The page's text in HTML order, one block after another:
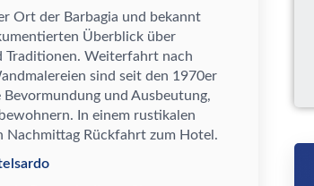
Ort der Barbagia und bekannt
Überblick über
Traditionen. Weiterfahrt nach
sind seit den 1970er
und Ausbeutung,
In einem rustikalen
Nachmittag Rückfahrt zum Hotel.